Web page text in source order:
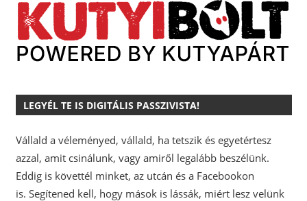
LEGYÉL TE IS DIGITÁLIS PASSZIVISTA!
Vállald a véleményed, vállald, ha tetszik és egyetértesz
azzal, amit csinálunk, vagy amiről legalább beszélünk.
Eddig is követtél minket, az utcán és a Facebookon
is. Segítened kell, hogy mások is lássák, miért lesz velünk